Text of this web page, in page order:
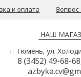
и оплата
НАШ
г. Тюмень, ул.
8 (3452) 49-68-68